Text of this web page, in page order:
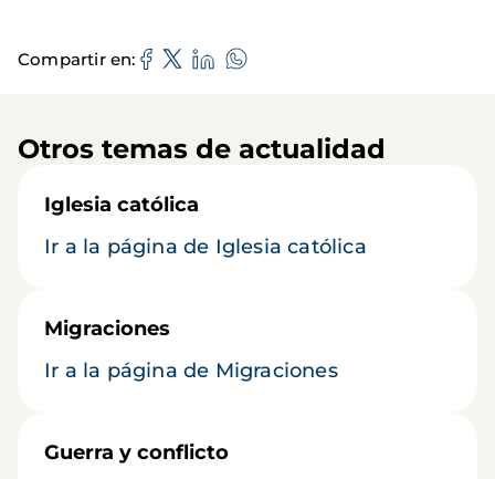
Compartir en
Otros temas de actualidad
Iglesia católica
Ir a la página de Iglesia católica
Migraciones
Ir a la página de Migraciones
Guerra y conflicto